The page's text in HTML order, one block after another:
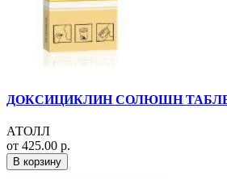
ДОКСИЦИКЛИН СОЛЮШН
АТОЛЛ
от 425.00 р.
В корзину